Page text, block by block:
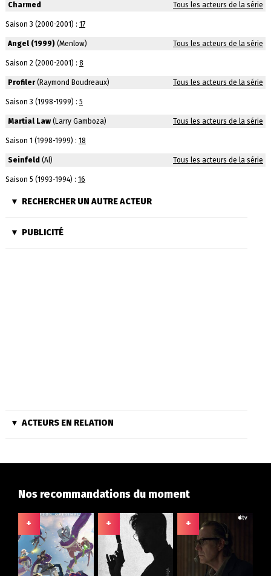
Charmed Tous les acteurs de la série
Saison 3 (2000-2001) : 17
Angel (1999)(Menlow) Tous les acteurs de la série
Saison 2 (2000-2001) : 8
Profiler(Raymond Boudreaux) Tous les acteurs de la série
Saison 3 (1998-1999) : 5
Martial Law(Larry Gamboza) Tous les acteurs de la série
Saison 1 (1998-1999) : 18
Seinfeld (Al) Tous les acteurs de la série
Saison 5 (1993-1994) : 16
RECHERCHER UN AUTRE ACTEUR
PUBLICITÉ
ACTEURS EN RELATION
Nos recommandations du moment
+ + +